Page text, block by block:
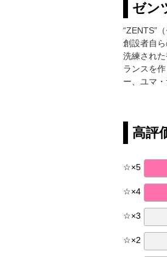
ゼン
“ZENTS”
創設者自
洗練され
ランスを
ー、ユマ
高評
☆×5
☆×4
☆×3
☆×2